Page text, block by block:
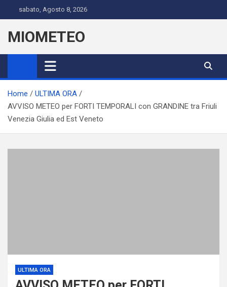
to
content
sabato, Agosto 8, 2026
MIOMETEO
Home
ULTIMA ORA
AVVISO METEO per FORTI TEMPORALI con GRANDINE tra Friuli
Venezia Giulia ed Est Veneto
ULTIMA ORA